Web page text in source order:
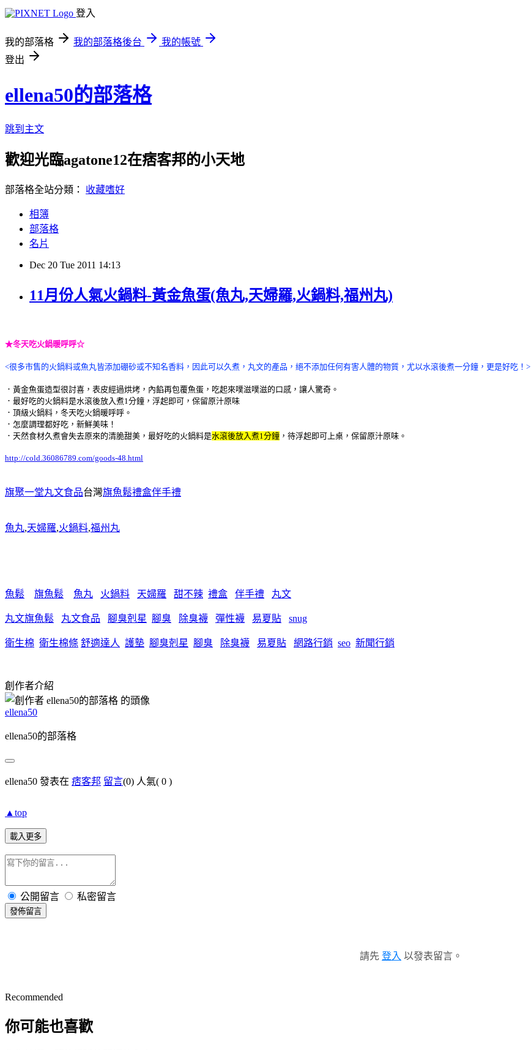
登入
我的部落格 我的部落格後台
我的帳號
登出
ellena50的部落格
跳到主文
歡迎光臨agatone12在痞客邦的小天地
部落格全站分類： 收藏嗜好
相簿
部落格
名片
Dec 20 Tue 2011 14:13
11月份人氣火鍋料-黃金魚蛋(魚丸,天婦羅,火鍋料,福州丸)
★冬天吃火鍋暖呼呼☆
<很多市售的火鍋料或魚丸皆添加硼砂或不知名香料，因此可以久煮，丸文的產品，絕不添加任何有害人體的物質，尤以水滾後煮一分鐘，更是好吃！>
．黃金魚蛋造型很討喜，表皮經過烘烤，內餡再包覆魚蛋，吃起來噗滋噗滋的口感，讓人驚奇 。
．最好吃的火鍋料是水滾後放入煮1分鐘，浮起即可，保留原汁原味
．頂級火鍋料，冬天吃火鍋暖呼呼。
．怎麼調理都好吃，新鮮美味！
．天然食材久煮會失去原來的清脆甜美，最好吃的火鍋料是水滾後放入煮1分鐘 ，待浮起即可上桌 ，保留原汁原味。
http://cold.36086789.com/goods-48.html
旗聚一堂丸文食品台灣旗魚鬆禮盒伴手禮
魚丸,天婦羅,火鍋料,福州丸
魚鬆 旗魚鬆 魚丸 火鍋料 天婦羅 甜不辣 禮盒 伴手禮 丸文
丸文旗魚鬆 丸文食品 腳臭剋星 腳臭 除臭襪 彈性襪 易夏貼 snug
衛生棉 衛生棉條 舒適達人 護墊 腳臭剋星 腳臭 除臭襪 易夏貼 網路行銷 seo 新聞行銷
創作者介紹
ellena50
ellena50的部落格
ellena50 發表在 痞客邦 留言(0) 人氣( 0 )
▲top
載入更多
公開留言 私密留言
發佈留言
請先 登入 以發表留言。
Recommended
你可能也喜歡